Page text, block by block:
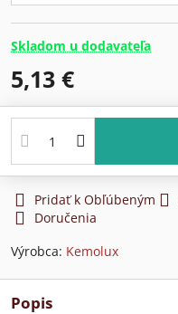
Skladom u dodavateľa
5,13 €
Pridať k Obľúbeným
Doručenia
Výrobca: Kemolux
Popis